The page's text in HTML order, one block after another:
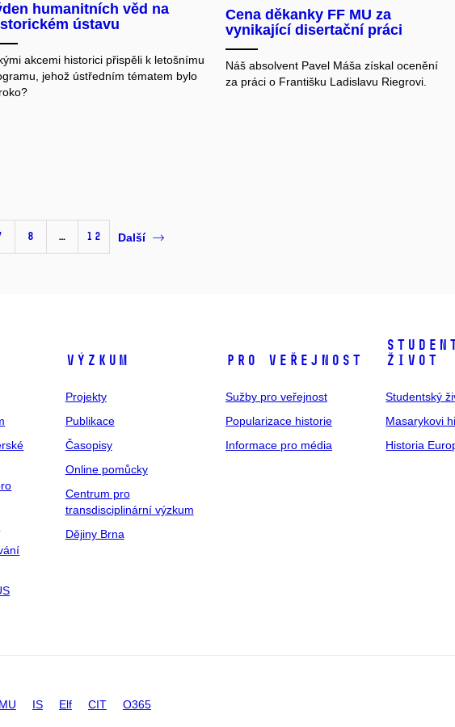
humanitních věd na
ústavu
akcemi historici přispěli k letošnímu
jehož ústředním tématem bylo
Cena děkanky FF MU za
vynikající disertační práci
Náš absolvent Pavel Máša získal ocenění
za práci o Františku Ladislavu Riegrovi.
8 … 12 Další
Výzkum
Projekty
Publikace
Časopisy
Online pomůcky
Centrum pro
transdisciplinární výzkum
Dějiny Brna
Pro veřejnost
Sužby pro veřejnost
Popularizace historie
Informace pro média
život
Studentský
Masarykovi
Historia
IS Elf CIT O365